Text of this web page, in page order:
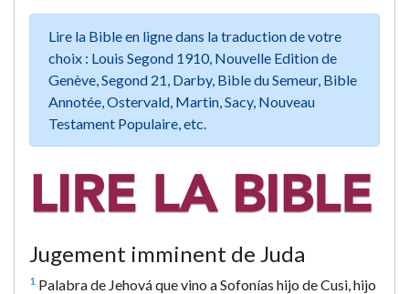
Lire la Bible en ligne dans la traduction de votre
choix : Louis Segond 1910, Nouvelle Edition de
Genève, Segond 21, Darby, Bible du Semeur, Bible
Annotée, Ostervald, Martin, Sacy, Nouveau
Testament Populaire, etc.
Jugement imminent de Juda
1 Palabra de Jehová que vino a Sofonías hijo de Cusi, hijo